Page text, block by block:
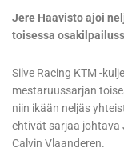
Jere Haavisto ajoi
toisessa
Silve Racing KTM -
mestaruussarjan
niin ikään neljäs
ehtivät sarjaa johtava
Calvin Vlaanderen.